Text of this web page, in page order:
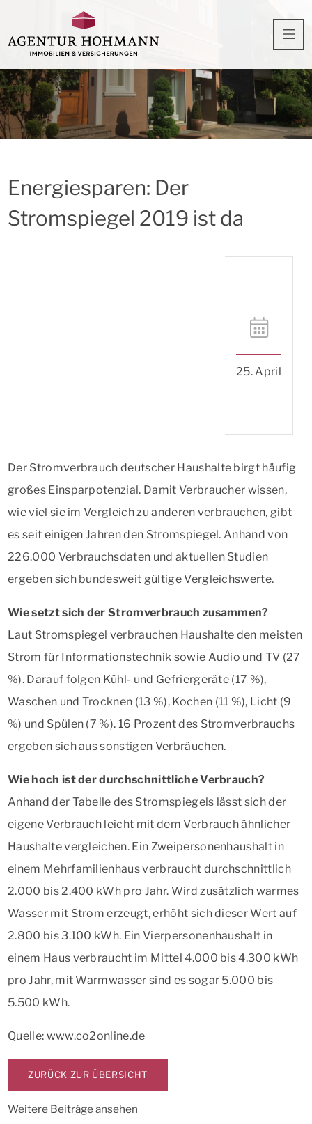
Energiesparen: Der
Stromspiegel 2019 ist da
25. April
Der Stromverbrauch deutscher Haushalte birgt häufig
großes Einsparpotenzial. Damit Verbraucher wissen,
wie viel sie im Vergleich zu anderen verbrauchen, gibt
es seit einigen Jahren den Stromspiegel. Anhand von
226.000 Verbrauchsdaten und aktuellen Studien
ergeben sich bundesweit gültige Vergleichswerte.
Wie setzt sich der Stromverbrauch zusammen?
Laut Stromspiegel verbrauchen Haushalte den meisten
Strom für Informationstechnik sowie Audio und TV (27
%). Darauf folgen Kühl- und Gefriergeräte (17 %),
Waschen und Trocknen (13 %), Kochen (11 %), Licht (9
%) und Spülen (7 %). 16 Prozent des Stromverbrauchs
ergeben sich aus sonstigen Verbräuchen.
Wie hoch ist der durchschnittliche Verbrauch?
Anhand der Tabelle des Stromspiegels lässt sich der
eigene Verbrauch leicht mit dem Verbrauch ähnlicher
Haushalte vergleichen. Ein Zweipersonenhaushalt in
einem Mehrfamilienhaus verbraucht durchschnittlich
2.000 bis 2.400 kWh pro Jahr. Wird zusätzlich warmes
Wasser mit Strom erzeugt, erhöht sich dieser Wert auf
2.800 bis 3.100 kWh. Ein Vierpersonenhaushalt in
einem Haus verbraucht im Mittel 4.000 bis 4.300 kWh
pro Jahr, mit Warmwasser sind es sogar 5.000 bis
5.500 kWh.
Quelle: www.co2online.de
ZURÜCK ZUR ÜBERSICHT
Weitere Beiträge ansehen